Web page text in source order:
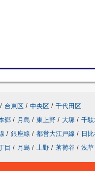
/ 台東区 / 中央区 / 千代田区
郷 / 月島 / 東上野 / 大塚 / 千駄
/ 銀座線 / 都営大江戸線 / 日
目 / 月島 / 上野 / 茗荷谷 / 浅草